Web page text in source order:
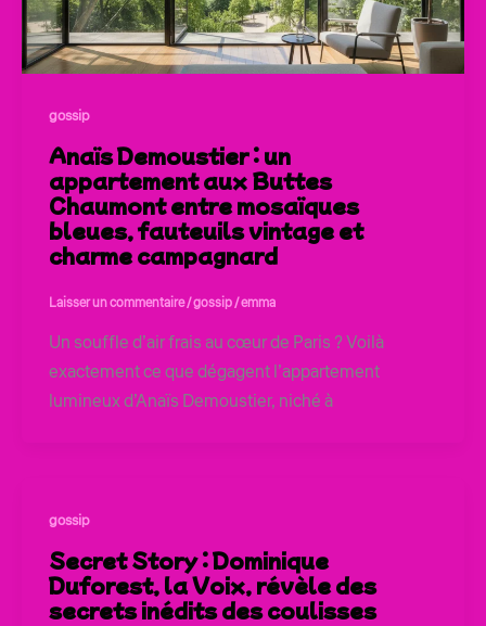
gossip
Anaïs Demoustier : un
appartement aux Buttes
Chaumont entre mosaïques
bleues, fauteuils vintage et
charme campagnard
Laisser un commentaire/gossip/emma
Un souffle d’air frais au cœur de Paris ? Voilà
exactement ce que dégagent l’appartement
lumineux d’Anaïs Demoustier, niché à
gossip
Secret Story : Dominique
Duforest, la Voix, révèle des
secrets inédits des coulisses